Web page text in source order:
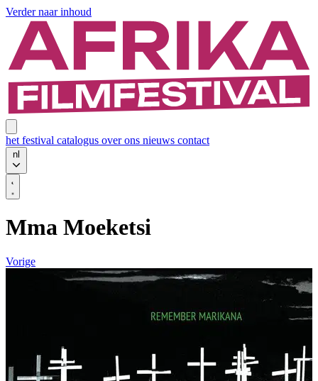
Verder naar inhoud
het festival catalogus over ons nieuws contact
nl
Mma Moeketsi
Vorige